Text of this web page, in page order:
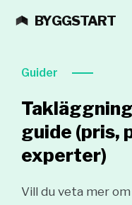
BYGGSTART
Guider
guide (pris,
experter)
Vill du veta mer